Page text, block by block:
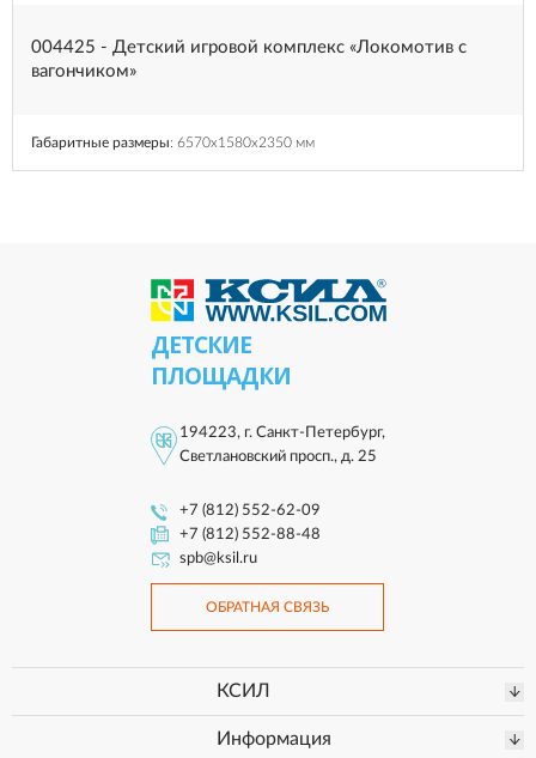
004425 - Детский игровой комплекс «Локомотив c
вагончиком»
Габаритные размеры: 6570x1580x2350 мм
ДЕТСКИЕ
ПЛОЩАДКИ
194223, г. Санкт-Петербург,
Светлановский просп., д. 25
+7 (812) 552-62-09
+7 (812) 552-88-48
spb@ksil.ru
ОБРАТНАЯ СВЯЗЬ
КСИЛ
Информация